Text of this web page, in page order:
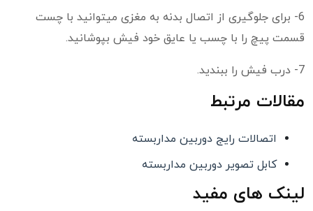
6- برای جلوگیری از اتصال بدنه به مغزی میتوانید با چست
قسمت پیچ را با چسب یا عایق خود فیش بپوشانید.
7- درب فیش را ببندید.
مقالات مرتبط
اتصالات رایج دوربین مداربسته
کابل تصویر دوربین مداربسته
لینک های مفید